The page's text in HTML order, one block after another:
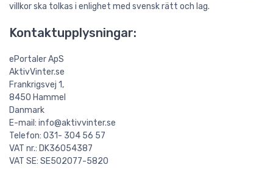
villkor ska tolkas i enlighet med svensk rätt och lag.
Kontaktupplysningar:
ePortaler ApS
AktivVinter.se
Frankrigsvej 1,
8450 Hammel
Danmark
E-mail: info@aktivvinter.se
Telefon: 031- 304 56 57
VAT nr.: DK36054387
VAT SE: SE502077-5820